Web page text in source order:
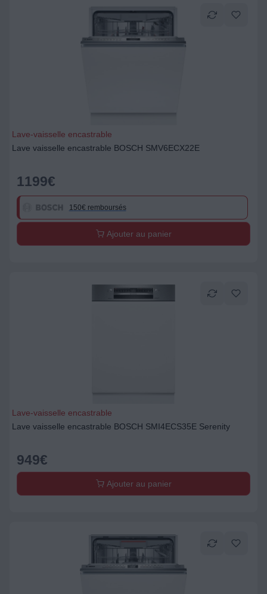
Lave-vaisselle encastrable
Lave vaisselle encastrable BOSCH SMV6ECX22E
1199€
150€ remboursés
Ajouter au panier
Lave-vaisselle encastrable
Lave vaisselle encastrable BOSCH SMI4ECS35E Serenity
949€
Ajouter au panier